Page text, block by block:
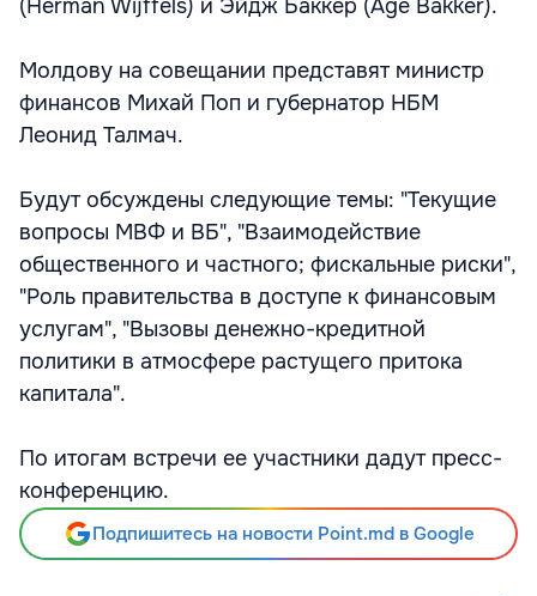
(Herman Wijffels) и Эйдж Баккер (Age Bakker).
Молдову на совещании представят министр
финансов Михай Поп и губернатор НБМ
Леонид Талмач.
Будут обсуждены следующие темы: "Текущие
вопросы МВФ и ВБ", "Взаимодействие
общественного и частного; фискальные риски",
"Роль правительства в доступе к финансовым
услугам", "Вызовы денежно-кредитной
политики в атмосфере растущего притока
капитала".
По итогам встречи ее участники дадут пресс-
конференцию.
Подпишитесь на новости Point.md в Google